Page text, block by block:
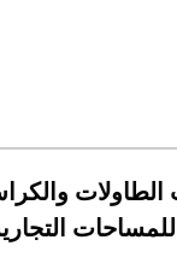
العالميين
التجارية